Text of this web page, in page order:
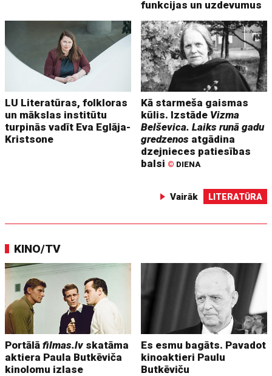
funkcijas un uzdevumus
LU Literatūras, folkloras
un mākslas institūtu
turpinās vadīt Eva Eglāja-
Kristsone
Kā starmeša gaismas
kūlis. Izstāde Vizma
Belševica. Laiks runā gadu
gredzenos atgādina
dzejnieces patiesības
balsi © DIENA
Vairāk LITERATŪRA
KINO/TV
Portālāfilmas.lv skatāma
aktiera Paula Butkēviča
kinolomu izlase
Es esmu bagāts. Pavadot
kinoaktieri Paulu
Butkēviču